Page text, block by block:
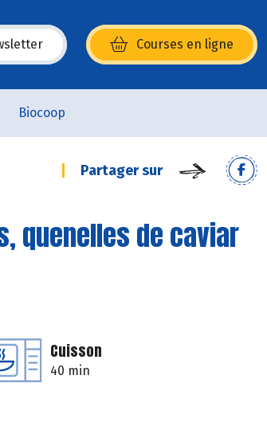
Courses en ligne
une nouvelle fenêtre)
Biocoop
Partager sur
quenelles de caviar
Cuisson
40 min